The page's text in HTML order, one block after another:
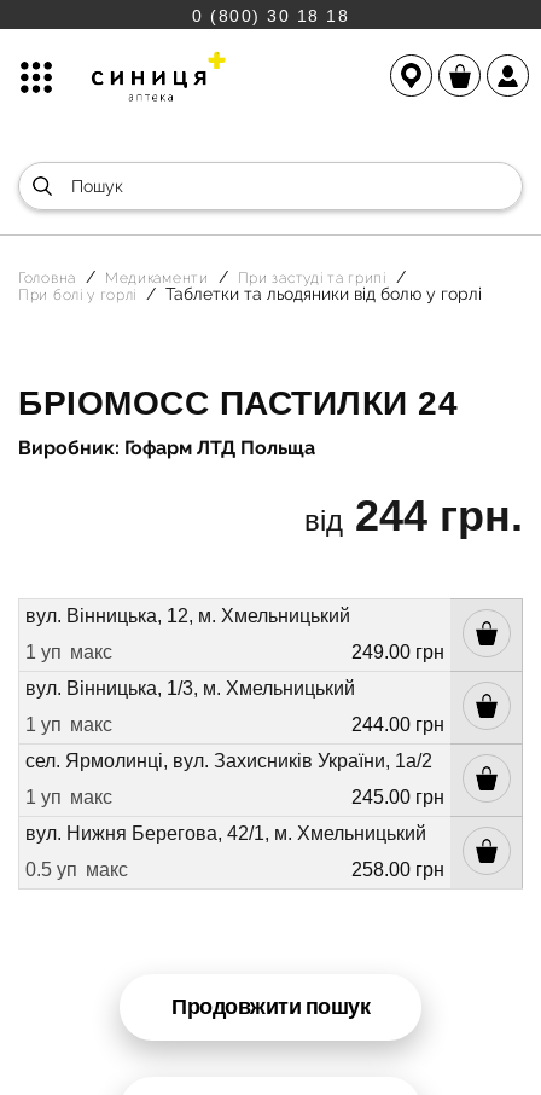
0 (800) 30 18 18
Головна Медикаменти
При застуді та грипі
При болі у горлі
Таблетки та льодяники від болю у горлі
БРІОМОСС ПАСТИЛКИ 24
Виробник: Гофарм ЛТД Польща
від 244 грн.
вул. Вінницька, 12, м. Хмельницький
1 уп макс
249.00 грн
вул. Вінницька, 1/3, м. Хмельницький
1 уп макс
244.00 грн
сел. Ярмолинці, вул. Захисників України, 1а/2
1 уп макс
245.00 грн
вул. Нижня Берегова, 42/1, м. Хмельницький
0.5 уп макс 258.00 грн
Продовжити пошук